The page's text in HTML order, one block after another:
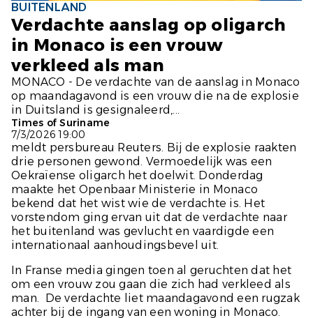
BUITENLAND
Verdachte aanslag op oligarch
in Monaco is een vrouw
verkleed als man
MONACO - De verdachte van de aanslag in Monaco
op maandagavond is een vrouw die na de explosie
in Duitsland is gesignaleerd,...
Times of Suriname
7/3/2026 19:00
meldt persbureau Reuters. Bij de explosie raakten
drie personen gewond. Vermoedelijk was een
Oekraïense oligarch het doelwit. Donderdag
maakte het Openbaar Ministerie in Monaco
bekend dat het wist wie de verdachte is. Het
vorstendom ging ervan uit dat de verdachte naar
het buitenland was gevlucht en vaardigde een
internationaal aanhoudingsbevel uit.
In Franse media gingen toen al geruchten dat het
om een vrouw zou gaan die zich had verkleed als
man. De verdachte liet maandagavond een rugzak
achter bij de ingang van een woning in Monaco.